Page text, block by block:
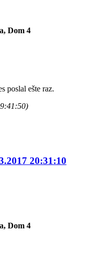
Dom 4
poslal ešte raz.
20:31:10
Dom 4